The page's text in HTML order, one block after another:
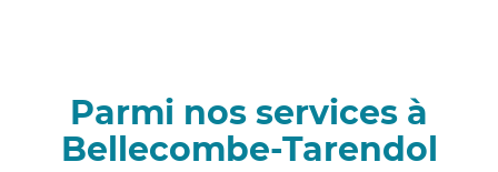
Parmi nos services à
Bellecombe-Tarendol